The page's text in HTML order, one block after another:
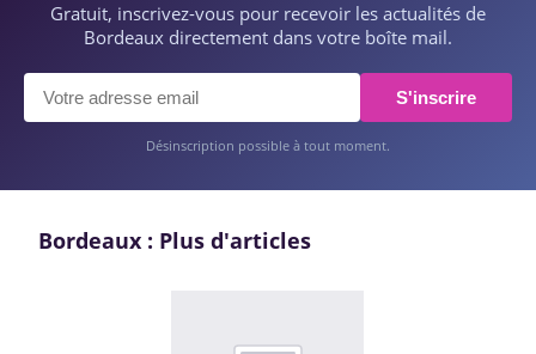
Gratuit, inscrivez-vous pour recevoir les actualités de
Bordeaux directement dans votre boîte mail.
S'inscrire
Désinscription possible à tout moment.
Bordeaux : Plus d'articles